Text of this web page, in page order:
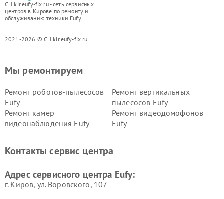
СЦ kir.eufy-fix.ru - сеть сервисных
центров в Кирове по ремонту и
обслуживанию техники Eufy
2021-2026 © СЦ kir.eufy-fix.ru
Мы ремонтируем
Ремонт роботов-пылесосов
Eufy
Ремонт вертикальных
пылесосов Eufy
Ремонт камер
видеонаблюдения Eufy
Ремонт видеодомофонов
Eufy
Контакты сервис центра
Адрес сервисного центра Eufy:
г. Киров, ул. Воровского, 107